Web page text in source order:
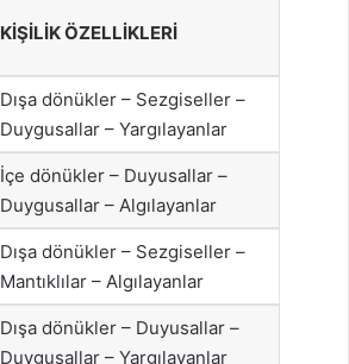
KİŞİLİK ÖZELLİKLERİ
Dışa dönükler – Sezgiseller –
Duygusallar – Yargılayanlar
İçe dönükler – Duyusallar –
Duygusallar – Algılayanlar
Dışa dönükler – Sezgiseller –
Mantıklılar – Algılayanlar
Dışa dönükler – Duyusallar –
Duygusallar – Yargılayanlar